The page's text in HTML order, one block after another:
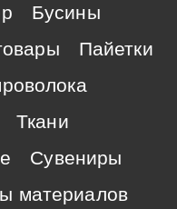
Бусины
Пайетки
Ткани
Сувениры
материалов